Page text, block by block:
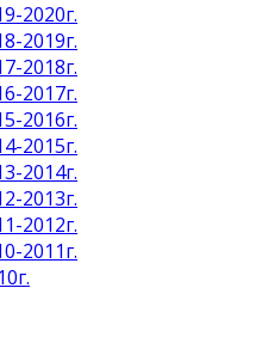
2020г.
2019г.
2018г.
2017г.
2016г.
2015г.
2014г.
2013г.
2012г.
2011г.